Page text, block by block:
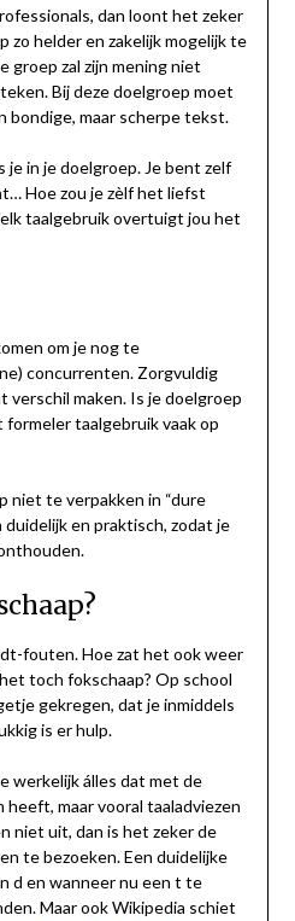
dan loont het zeker
zo helder en zakelijk mogelijk te
groep zal zijn mening niet
Bij deze doelgroep moet
bondige, maar scherpe tekst.
je in je doelgroep. Je bent zelf
Hoe zou je zèlf het liefst
taalgebruik overtuigt jou het
om je nog te
concurrenten. Zorgvuldig
verschil maken. Is je doelgroep
taalgebruik vaak op
niet te verpakken in “dure
en praktisch, zodat je
fouten. Hoe zat het ook weer
toch fokschaap? Op school
gekregen, dat je inmiddels
is er hulp.
werkelijk álles dat met de
maar vooral taaladviezen
niet uit, dan is het zeker de
te bezoeken. Een duidelijke
d en wanneer nu een t te
Maar ook Wikipedia schiet